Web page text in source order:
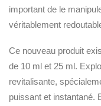
important de le
véritablement
Ce nouveau produit
de 10 ml et 25 ml.
revitalisante,
puissant et instantané.